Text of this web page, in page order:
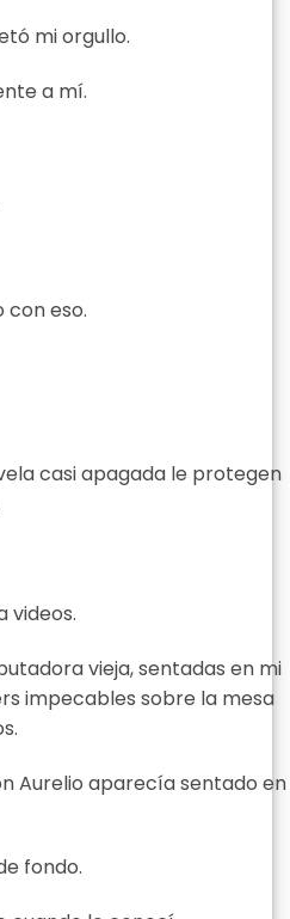
mi orgullo.
a mí.
con eso.
casi apagada le protegen
videos.
vieja, sentadas en mi
impecables sobre la mesa
Aurelio aparecía sentado en
fondo.